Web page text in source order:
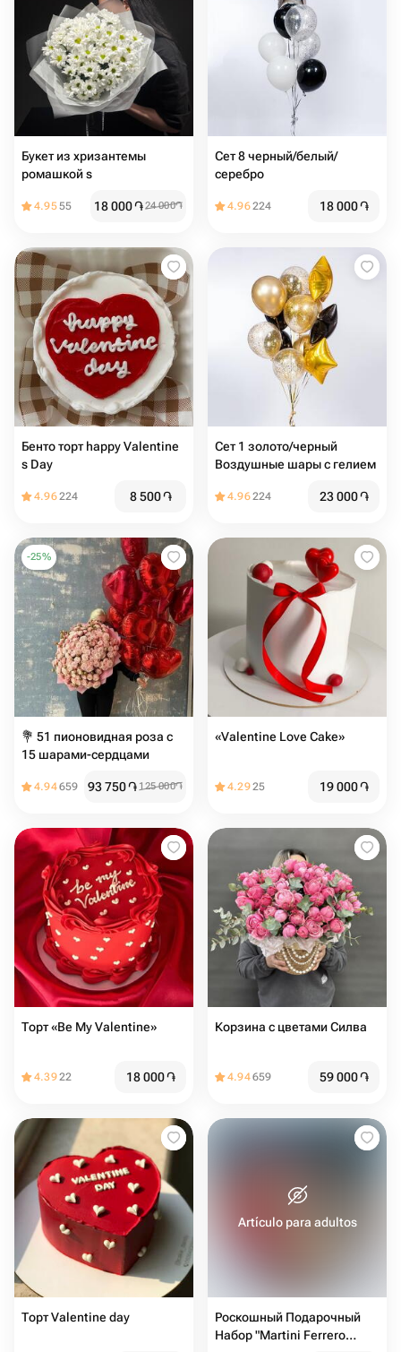
Букет из хризантемы
ромашкой s
4.9555 18 000֏24 000֏
Сет 8 черный/белый/
серебро
4.96224 18 000֏
Бенто торт happy Valentine
s Day
4.96224 8 500֏
Сет 1 золото/черный
Воздушные шары с гелием
4.96224 23 000֏
-25%
💐 51 пионовидная роза с
15 шарами-сердцами
4.94659 93 750֏ 125 000֏
«Valentine Love Cake»
4.2925 19 000֏
Торт «Be My Valentine»
4.3922 18 000֏
Корзина с цветами Силва
4.94659 59 000֏
Торт Valentine day
Artículo para adultos
Роскошный Подарочный
Набор "Martini Ferrero